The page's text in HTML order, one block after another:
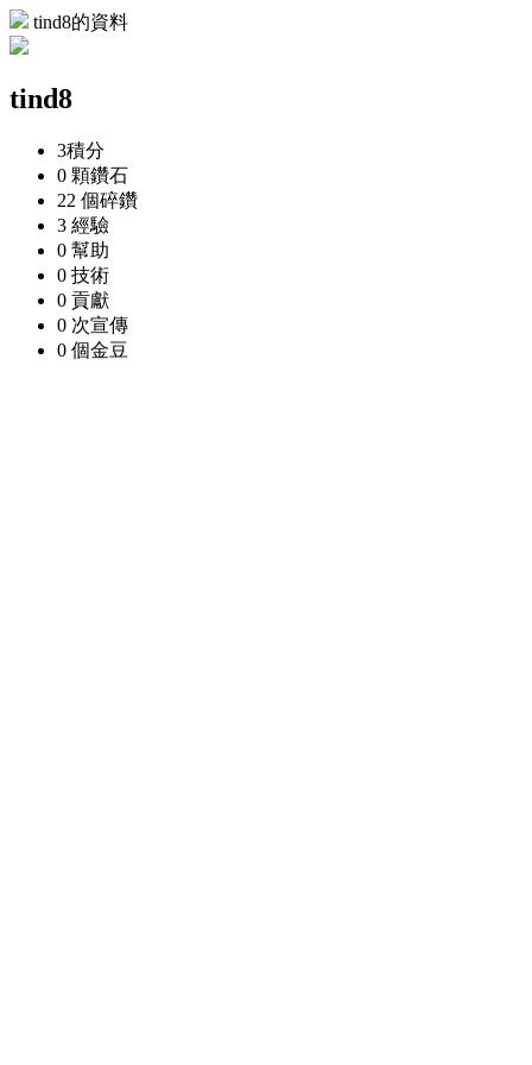
tind8的資料
tind8
3積分
0 顆鑽石
22 個碎鑽
3 經驗
0 幫助
0 技術
0 貢獻
0 次宣傳
0 個金豆